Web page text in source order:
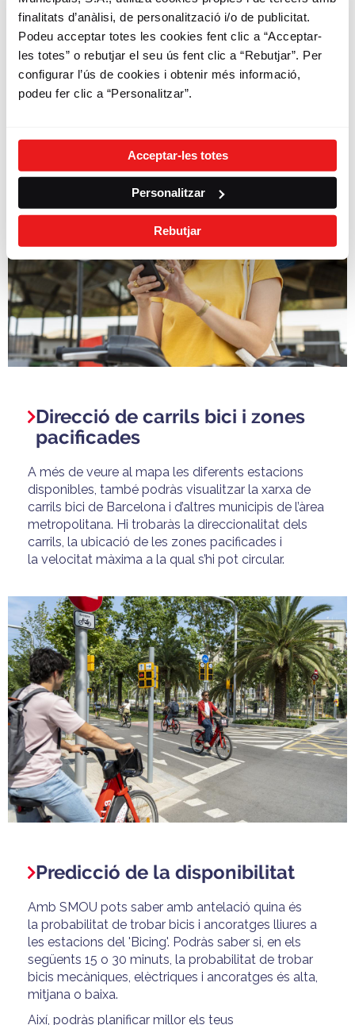
finalitats d’anàlisi, de personalització i/o de publicitat.
Podeu acceptar totes les cookies fent clic a “Acceptar-
les totes” o rebutjar el seu ús fent clic a “Rebutjar”. Per
configurar l’ús de cookies i obtenir més informació,
podeu fer clic a “Personalitzar”.
Acceptar-les totes
Personalitzar
Rebutjar
trajecte
, mostren ancoratges disponibles
les estacions.
La informació s’actualitza automàticament en un
temps aproximat de 30 segons, no obstant això,
pots actualitzar la disponibilitat manualment amb
Direcció de carrils bici i zones
pacificades
A més de veure al mapa les diferents estacions
disponibles, també podràs visualitzar la xarxa de
carrils bici de Barcelona i d’altres municipis de l’àrea
metropolitana. Hi trobaràs la direccionalitat dels
carrils, la ubicació de les zones pacificades i
la velocitat màxima a la qual s’hi pot circular.
Predicció de la disponibilitat
Amb SMOU pots saber amb antelació quina és
la probabilitat de trobar bicis i ancoratges lliures a
les estacions del 'Bicing'. Podràs saber si, en els
següents 15 o 30 minuts, la probabilitat de trobar
bicis mecàniques, elèctriques i ancoratges és alta,
mitjana o baixa.
Així, podràs planificar millor els teus